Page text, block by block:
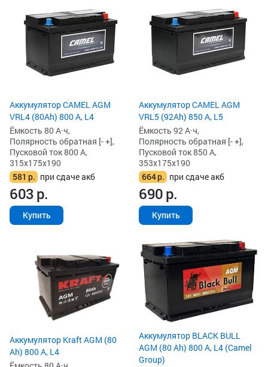
Аккумулятор CAMEL AGM
VRL4 (80Ah) 800 А, L4
Ёмкость 80 А·ч,
Полярность обратная [- +],
Пусковой ток 800 А,
315x175x190
581 р. при сдаче акб
603р.
Купить
Аккумулятор CAMEL AGM
VRL5 (92Ah) 850 А, L5
Ёмкость 92 А·ч,
Полярность обратная [- +],
Пусковой ток 850 А,
353x175x190
664р. при сдаче акб
690р.
Купить
Аккумулятор Kraft AGM (80
Ah) 800 А, L4
Аккумулятор BLACK BULL
AGM (80 Ah) 800 А, L4 (Camel
Group)